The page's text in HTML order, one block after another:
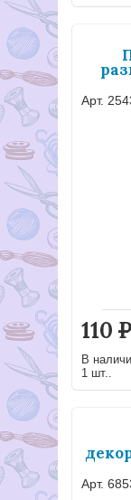
Арт.
110 Р
В
1 шт..
Арт.